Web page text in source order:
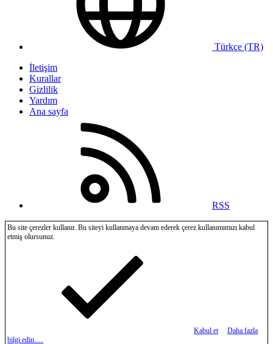
Türkçe (TR)
İletişim
Kurallar
Gizlilik
Yardım
Ana sayfa
RSS
Bu site çerezler kullanır. Bu siteyi kullanmaya devam ederek çerez kullanımımızı kabul
etmiş olursunuz.
Kabul et
Daha fazla
bilgi edin.…